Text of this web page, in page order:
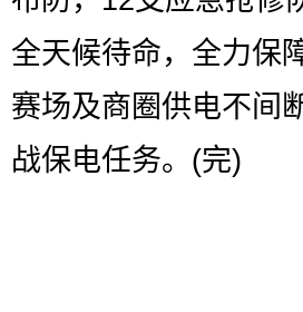
全天候待命，全力保
赛场及商圈供电不间
战保电任务。(完)